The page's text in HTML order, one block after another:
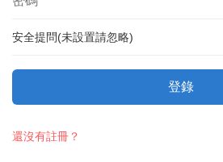
安全提問(未設置請忽略)
登錄
還沒有註冊？